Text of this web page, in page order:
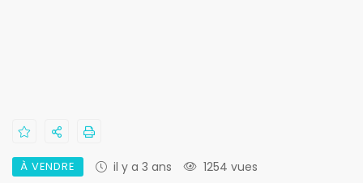
À VENDRE il y a 3 ans 1254 vues